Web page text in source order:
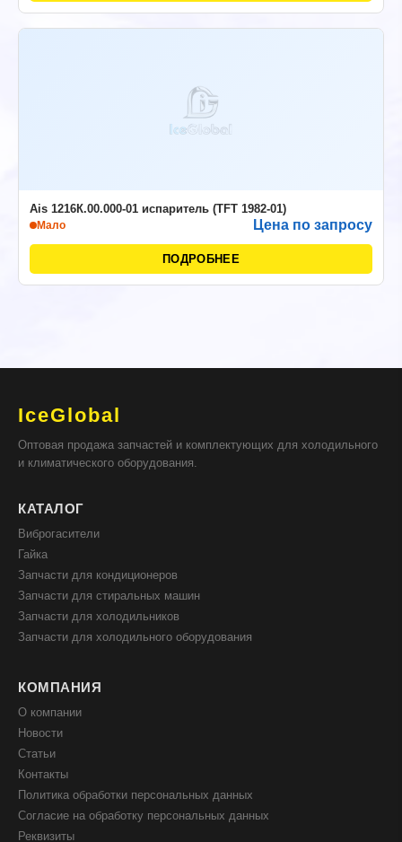
Ais 1216К.00.000-01 испаритель (TFT 1982-01)
Мало Цена по запросу
ПОДРОБНЕЕ
IceGlobal
Оптовая продажа запчастей и комплектующих для холодильного
и климатического оборудования.
КАТАЛОГ
Виброгасители
Гайка
Запчасти для кондиционеров
Запчасти для стиральных машин
Запчасти для холодильников
Запчасти для холодильного оборудования
КОМПАНИЯ
О компании
Новости
Статьи
Контакты
Политика обработки персональных данных
Согласие на обработку персональных данных
Реквизиты